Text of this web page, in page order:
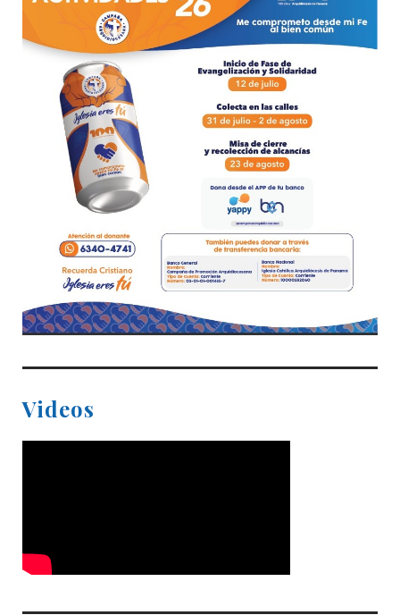
Videos